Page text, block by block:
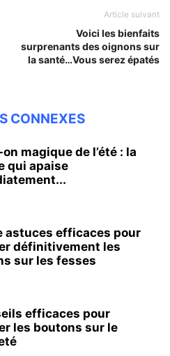
Article suivant
Voici les bienfaits
surprenants des oignons sur
la santé…Vous serez épatés
CONNEXES
magique de l’été : la
qui apaise
astuces efficaces pour
définitivement les
sur les fesses
efficaces pour
les boutons sur le